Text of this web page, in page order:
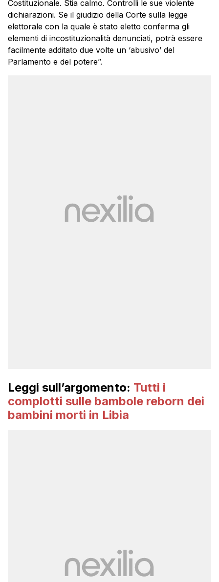
Costituzionale. Stia calmo. Controlli le sue violente
dichiarazioni. Se il giudizio della Corte sulla legge
elettorale con la quale è stato eletto conferma gli
elementi di incostituzionalità denunciati, potrà essere
facilmente additato due volte un ‘abusivo’ del
Parlamento e del potere”.
Leggi sull’argomento: Tutti i
complotti sulle bambole reborn dei
bambini morti in Libia